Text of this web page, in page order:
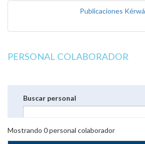
Publicaciones Kérwá
PERSONAL COLABORADOR
Buscar personal
Mostrando 0personal colaborador